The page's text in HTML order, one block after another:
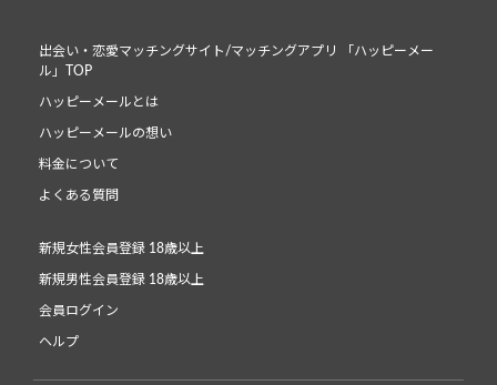
出会い・恋愛マッチングサイト/マッチングアプリ 「ハッピーメー
ル」TOP
ハッピーメールとは
ハッピーメールの想い
料金について
よくある質問
新規女性会員登録 18歳以上
新規男性会員登録 18歳以上
会員ログイン
ヘルプ